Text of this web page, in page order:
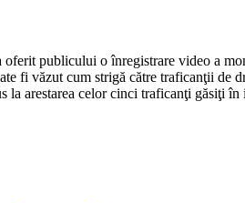
oferit publicului o înregistrare video a
fi văzut cum strigă către traficanţii de
la arestarea celor cinci traficanţi găsiţi